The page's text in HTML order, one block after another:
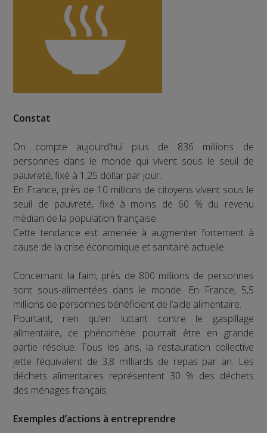
Constat
On compte aujourd’hui plus de 836 millions de
personnes dans le monde qui vivent sous le seuil de
pauvreté, fixé à 1,25 dollar par jour.
En France, près de 10 millions de citoyens vivent sous le
seuil de pauvreté, fixé à moins de 60 % du revenu
médian de la population française.
Cette tendance est amenée à augmenter fortement à
cause de la crise économique et sanitaire actuelle.
Concernant la faim, près de 800 millions de personnes
sont sous-alimentées dans le monde. En France, 5,5
millions de personnes bénéficient de l’aide alimentaire.
Pourtant, rien qu’en luttant contre le gaspillage
alimentaire, ce phénomène pourrait être en grande
partie résolue. Tous les ans, la restauration collective
jette l’équivalent de 3,8 milliards de repas par an. Les
déchets alimentaires représentent 30 % des déchets
des ménages français.
Exemples d’actions à entreprendre